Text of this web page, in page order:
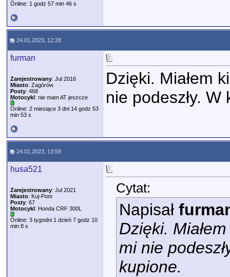
Online: 1 godz 57 min 46 s
24.01.2023, 12:28
furman
Zarejestrowany: Jul 2016
Miasto: Zagórów
Posty: 468
Motocykl: nie mam AT jeszcze
Online: 2 miesiące 3 dni 14 godz 53
min 53 s
Dzięki. Miałem
nie podeszły.
24.01.2023, 13:59
husa521
Zarejestrowany: Jul 2021
Miasto: Kuj-Pom
Posty: 67
Motocykl: Honda CRF 300L
Online: 3 tygodni 1 dzień 7 godz 10
min 8 s
Cytat:
Napisał
Dzięki.
mi nie
kupione.